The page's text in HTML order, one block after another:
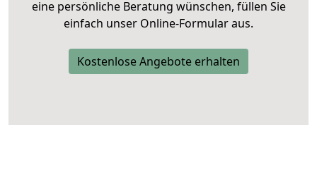
eine persönliche Beratung wünschen, füllen Sie
einfach unser Online-Formular aus.
Kostenlose Angebote erhalten